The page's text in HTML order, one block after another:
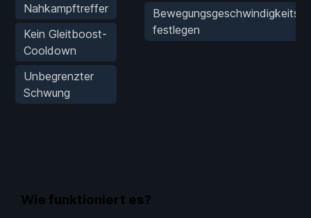
Nahkampftreffer
Kein Gleitboost-
Cooldown
Unbegrenzter
Schwung
festlegen
Wie funktioniert es?